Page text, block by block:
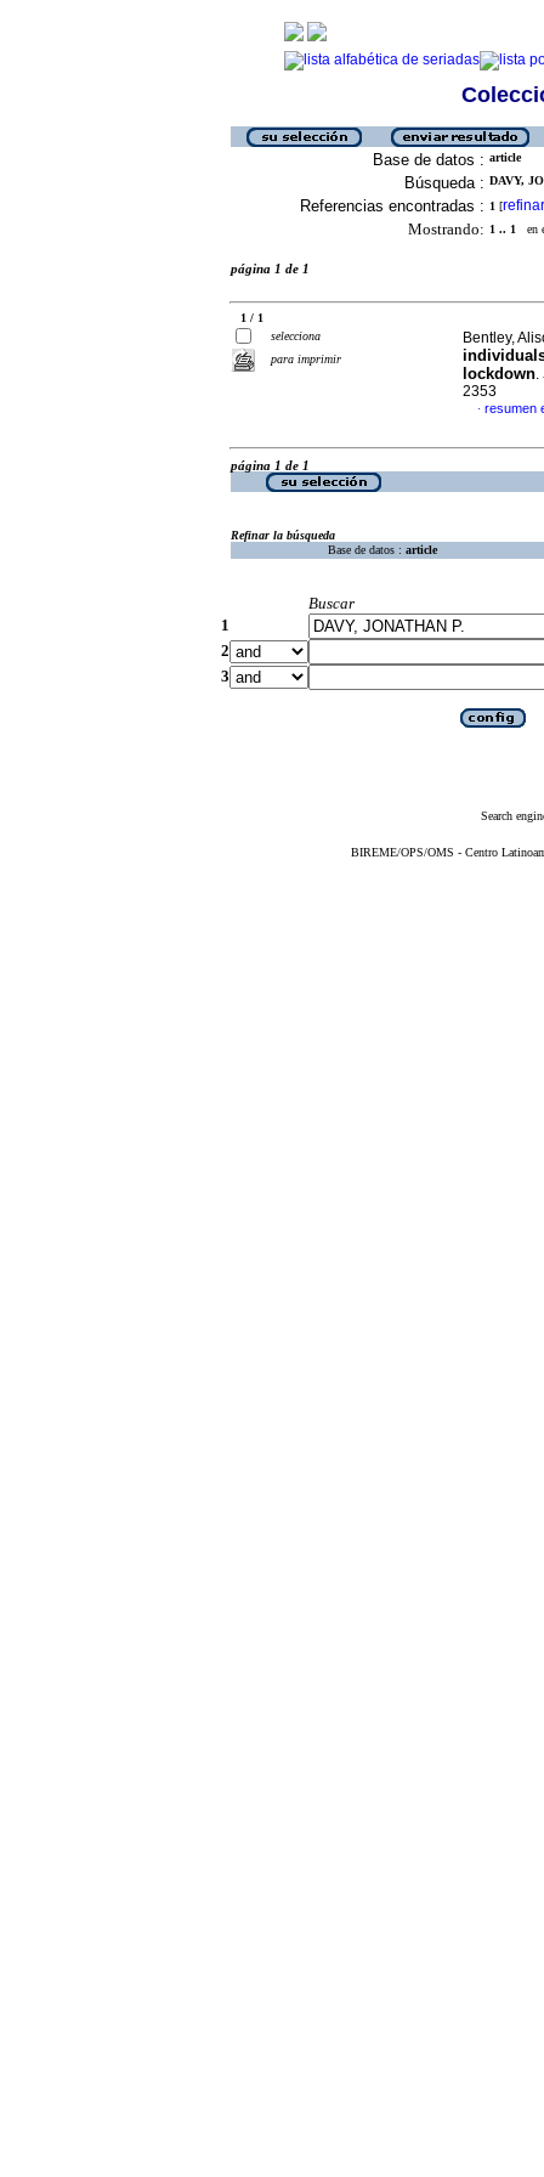
Base de datos : article
Búsqueda : DAVY,
Referencias encontradas : 1 [refinar
Mostrando: 1 .. 1 en
página 1 de 1
1 / 1
selecciona
para imprimir
Bentley,
lockdown.
2353
· resumen
página 1 de 1
Refinar la búsqueda
Base de datos : article
Buscar
1
2
3
Search
BIREME/OPS/OMS - Centro